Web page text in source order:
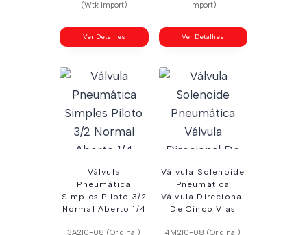
(Wtk Import)
Ver Detalhes
Import)
Ver Detalhes
Válvula
Pneumática
Simples Piloto 3/2
Normal Aberto 1/4
3A210-08 (Original)
Válvula Solenoide
Pneumática
Válvula Direcional
De Cinco Vias
4M210-08 (Original)